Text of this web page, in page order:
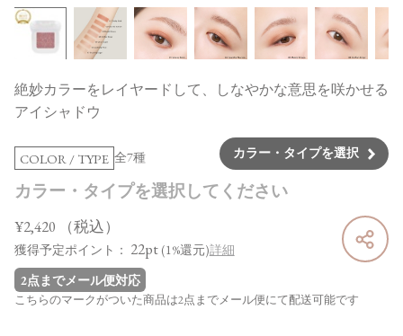
絶妙カラーをレイヤードして、しなやかな意思を咲かせる
アイシャドウ
COLOR / TYPE 全7種 カラー・タイプを選択
カラー・タイプを選択してください
¥2,420 （税込）
獲得予定ポイント： 22pt (1%還元)詳細
2点までメール便対応
こちらのマークがついた商品は2点までメール便にて配送可能です